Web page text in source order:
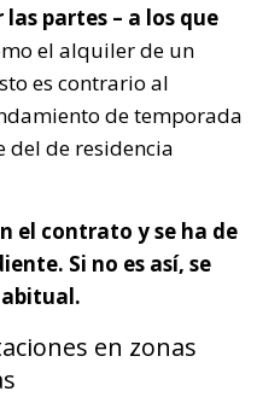
partes – a los que
el alquiler de un
es contrario al
de temporada
del de residencia
el contrato y se ha de
Si no es así, se
en zonas